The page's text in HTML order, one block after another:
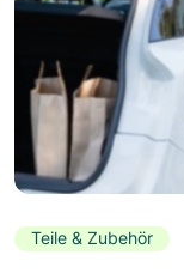
Teile & Zubehör